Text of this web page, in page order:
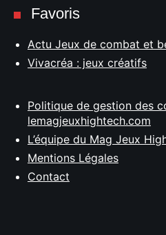
Favoris
Actu Jeux de combat et
Vivacréa : jeux créatifs
Politique de gestion des
lemagjeuxhightech.com
L’équipe du Mag Jeux
Mentions Légales
Contact